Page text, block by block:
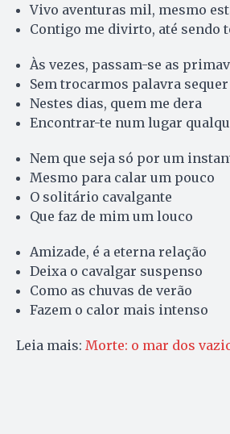
Vivo aventuras mil, mesmo
Contigo me divirto, até sendo
Às vezes, passam-se as
Sem trocarmos palavra sequer
Nestes dias, quem me dera
Encontrar-te num lugar
Nem que seja só por um
Mesmo para calar um pouco
O solitário cavalgante
Que faz de mim um louco
Amizade, é a eterna relação
Deixa o cavalgar suspenso
Como as chuvas de verão
Fazem o calor mais intenso
Leia mais: Morte: o mar dos